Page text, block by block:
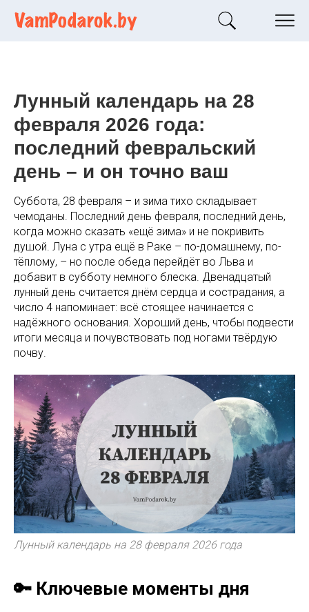
Лунный календарь на 28
февраля 2026 года:
последний февральский
день – и он точно ваш
Суббота, 28 февраля – и зима тихо складывает
чемоданы. Последний день февраля, последний день,
когда можно сказать «ещё зима» и не покривить
душой. Луна с утра ещё в Раке – по-домашнему, по-
тёплому, – но после обеда перейдёт во Льва и
добавит в субботу немного блеска. Двенадцатый
лунный день считается днём сердца и сострадания, а
число 4 напоминает: всё стоящее начинается с
надёжного основания. Хороший день, чтобы подвести
итоги месяца и почувствовать под ногами твёрдую
почву.
Лунный календарь на 28 февраля 2026 года
🔑 Ключевые моменты дня